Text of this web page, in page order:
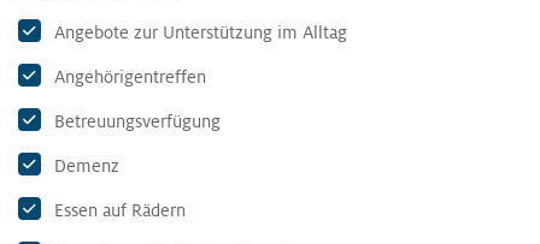
Angebote zur Unterstützung im Alltag
Angehörigentreffen
Betreuungsverfügung
Demenz
Essen auf Rädern